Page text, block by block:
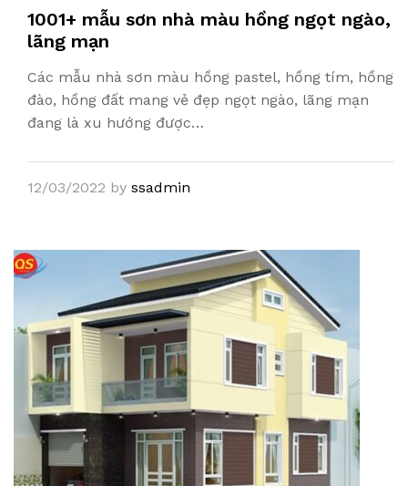
1001+ mẫu sơn nhà màu hồng ngọt ngào,
lãng mạn
Các mẫu nhà sơn màu hồng pastel, hồng tím, hồng
đào, hồng đất mang vẻ đẹp ngọt ngào, lãng mạn
đang là xu hướng được…
12/03/2022 by ssadmin